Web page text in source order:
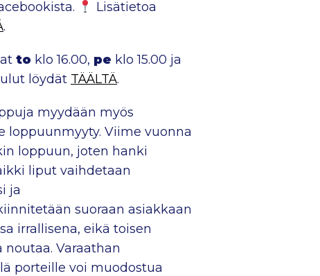
Lisätietoa
.
to klo 16.00, pe klo 15.00 ja
löydät TÄÄLTÄ.
myydään myös
loppuunmyyty. Viime vuonna
loppuun, joten hanki
liput vaihdetaan
ja
suoraan asiakkaan
irrallisena, eikä toisen
Varaathan
porteille voi muodostua